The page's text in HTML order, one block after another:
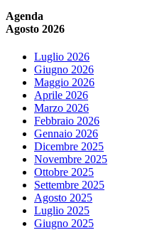
Agenda
Agosto 2026
Luglio 2026
Giugno 2026
Maggio 2026
Aprile 2026
Marzo 2026
Febbraio 2026
Gennaio 2026
Dicembre 2025
Novembre 2025
Ottobre 2025
Settembre 2025
Agosto 2025
Luglio 2025
Giugno 2025